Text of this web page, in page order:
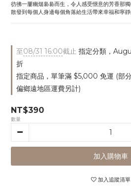
彷彿一屢幽烟裊裊而生，令人感受愜意的芳香那
散發到每個人身邊每個角落給生活帶來幸福和寧
至08/31 16:00截止 指定分類，
折
指定商品，單筆滿 $5,000 免運 (部
偏鄉遠地區運費另計)
NT$390
數量
加入購物車
加入追蹤清單